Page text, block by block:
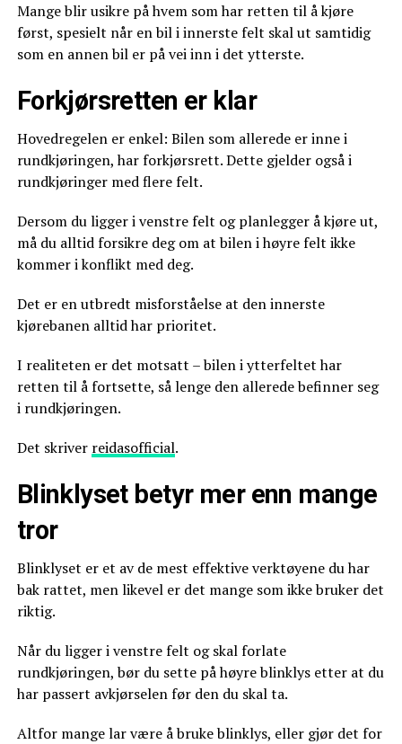
Mange blir usikre på hvem som har retten til å kjøre
først, spesielt når en bil i innerste felt skal ut samtidig
som en annen bil er på vei inn i det ytterste.
Forkjørsretten er klar
Hovedregelen er enkel: Bilen som allerede er inne i
rundkjøringen, har forkjørsrett. Dette gjelder også i
rundkjøringer med flere felt.
Dersom du ligger i venstre felt og planlegger å kjøre ut,
må du alltid forsikre deg om at bilen i høyre felt ikke
kommer i konflikt med deg.
Det er en utbredt misforståelse at den innerste
kjørebanen alltid har prioritet.
I realiteten er det motsatt – bilen i ytterfeltet har
retten til å fortsette, så lenge den allerede befinner seg
i rundkjøringen.
Det skriver reidasofficial.
Blinklyset betyr mer enn mange
tror
Blinklyset er et av de mest effektive verktøyene du har
bak rattet, men likevel er det mange som ikke bruker det
riktig.
Når du ligger i venstre felt og skal forlate
rundkjøringen, bør du sette på høyre blinklys etter at du
har passert avkjørselen før den du skal ta.
Altfor mange lar være å bruke blinklys, eller gjør det for